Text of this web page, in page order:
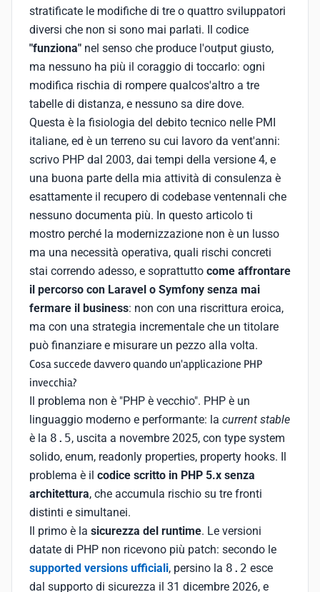
stratificate le modifiche di tre o quattro sviluppatori
diversi che non si sono mai parlati. Il codice
"funziona" nel senso che produce l'output giusto,
ma nessuno ha più il coraggio di toccarlo: ogni
modifica rischia di rompere qualcos'altro a tre
tabelle di distanza, e nessuno sa dire dove.
Questa è la fisiologia del debito tecnico nelle PMI
italiane, ed è un terreno su cui lavoro da vent'anni:
scrivo PHP dal 2003, dai tempi della versione 4, e
una buona parte della mia attività di consulenza è
esattamente il recupero di codebase ventennali che
nessuno documenta più. In questo articolo ti
mostro perché la modernizzazione non è un lusso
ma una necessità operativa, quali rischi concreti
stai correndo adesso, e soprattutto come affrontare
il percorso con Laravel o Symfony senza mai
fermare il business: non con una riscrittura eroica,
ma con una strategia incrementale che un titolare
può finanziare e misurare un pezzo alla volta.
Cosa succede davvero quando un'applicazione PHP
invecchia?
Il problema non è "PHP è vecchio". PHP è un
linguaggio moderno e performante: la current stable
è la 8.5, uscita a novembre 2025, con type system
solido, enum, readonly properties, property hooks. Il
problema è il codice scritto in PHP 5.x senza
architettura, che accumula rischio su tre fronti
distinti e simultanei.
Il primo è la sicurezza del runtime. Le versioni
datate di PHP non ricevono più patch: secondo le
supported versions ufficiali, persino la 8.2 esce
dal supporto di sicurezza il 31 dicembre 2026, e